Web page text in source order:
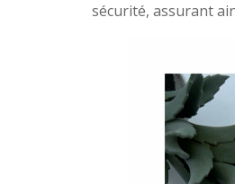
sécurité, assurant